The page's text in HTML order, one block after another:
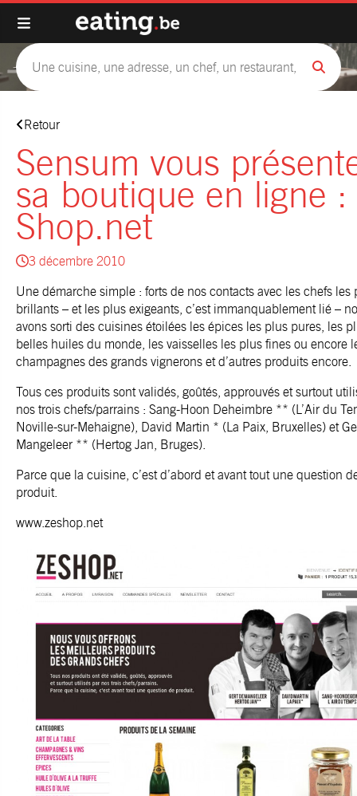
Retour
Sensum vous
sa boutique en ligne :
Shop.net
3 décembre 2010
Une démarche simple : forts de nos contacts avec les chefs les
brillants – et les plus exigeants, c’est immanquablement lié –
avons sorti des cuisines étoilées les épices les plus pures, les
belles huiles du monde, les vaisselles les plus fines ou encore
champagnes des grands vignerons et d’autres produits encore.
Tous ces produits sont validés, goûtés, approuvés et surtout
nos trois chefs/parrains : Sang-Hoon Deheimbre ** (L’Air du
Noville-sur-Mehaigne), David Martin * (La Paix , Bruxelles) et
Mangeleer ** (Hertog Jan , Bruges).
Parce que la cuisine, c’est d’abord et avant tout une question
produit.
www.zeshop.net